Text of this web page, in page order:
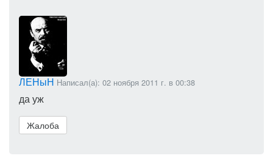
ЛЕНыН Написал(а): 02 ноября 2011 г. в 00:38
да уж
Жалоба